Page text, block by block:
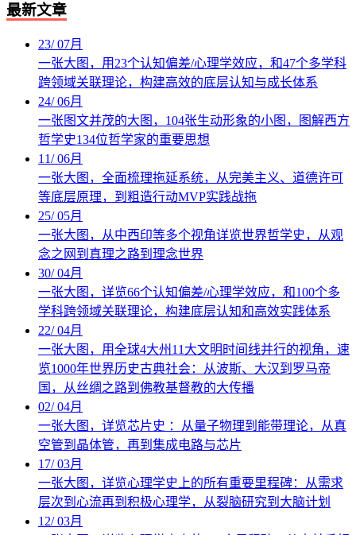
最新文章
23/07月
一张大图，用23个认知偏差/心理学效应，和47个多学科
跨领域关联理论，构建高效的底层认知与成长体系
24/06月
一张图文并茂的大图，104张生动形象的小图，图解西方
哲学史134位哲学家的重要思想
11/06月
一张大图，全面梳理拖延系统，从完美主义、道德许可
等底层原理，到粗造行动MVP实践战拖
25/05月
一张大图，从中西印等多个视角详览世界哲学史，从观
念之网到真理之路到理念世界
30/04月
一张大图，详览66个认知偏差/心理学效应，和100个多
学科跨领域关联理论，构建底层认知和高效实践体系
22/04月
一张大图，用全球4大州11大文明时间线并行的视角，速
览1000年世界历史古典社会：从波斯、大汉到罗马帝
国，从丝绸之路到佛教基督教的大传播
02/04月
一张大图，详览芯片史 ：从量子物理到能带理论，从真
空管到晶体管，再到集成电路与芯片
17/03月
一张大图，详览心理学史上的所有重要里程碑：从需求
层次到心流再到积极心理学，从裂脑研究到大脑计划
12/03月